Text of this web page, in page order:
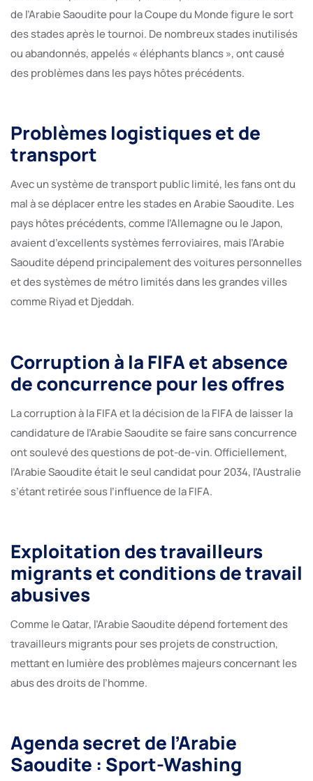
de l’Arabie Saoudite pour la Coupe du Monde figure le sort
des stades après le tournoi. De nombreux stades inutilisés
ou abandonnés, appelés « éléphants blancs », ont causé
des problèmes dans les pays hôtes précédents.
Problèmes logistiques et de
transport
Avec un système de transport public limité, les fans ont du
mal à se déplacer entre les stades en Arabie Saoudite. Les
pays hôtes précédents, comme l’Allemagne ou le Japon,
avaient d’excellents systèmes ferroviaires, mais l’Arabie
Saoudite dépend principalement des voitures personnelles
et des systèmes de métro limités dans les grandes villes
comme Riyad et Djeddah.
Corruption à la FIFA et absence
de concurrence pour les offres
La corruption à la FIFA et la décision de la FIFA de laisser la
candidature de l’Arabie Saoudite se faire sans concurrence
ont soulevé des questions de pot-de-vin. Officiellement,
l’Arabie Saoudite était le seul candidat pour 2034, l’Australie
s’étant retirée sous l’influence de la FIFA.
Exploitation des travailleurs
migrants et conditions de travail
abusives
Comme le Qatar, l’Arabie Saoudite dépend fortement des
travailleurs migrants pour ses projets de construction,
mettant en lumière des problèmes majeurs concernant les
abus des droits de l’homme.
Agenda secret de l’Arabie
Saoudite : Sport-Washing